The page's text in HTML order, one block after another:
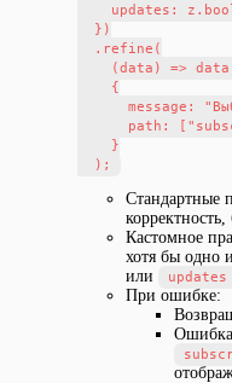
updates:
  })
  .refine(
(data) =>
    {
message:
path:
    }
Стандартные
Кастомное
хотя бы одно
или updates
При ошибке:
Ошибка